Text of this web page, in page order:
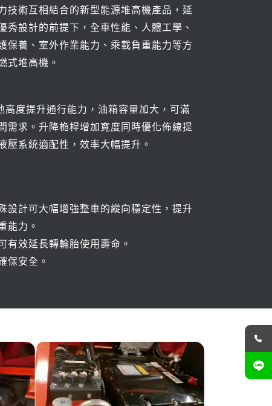
技術互相結合的新型能源堆高機產品，延
秀設計的前提下，全車性能、人體工學、
保養、室外作業能力、乘載負重能力等方
式堆高機。
度提升通行能力，油箱容量加大，可滿
需求。升降桅桿增加寬度同時優化佈線提
壓系統適配性，效率大幅提升。
設計可大幅增強整車的縱向穩定性，提升
能力。
有效延長轉輪胎使用壽命。
保安全。